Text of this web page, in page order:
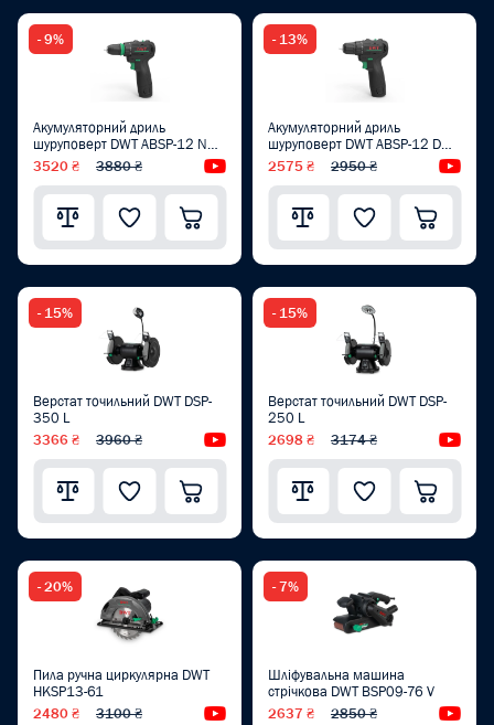
- 9%
Акумуляторний дриль
шуруповерт DWT ABSP-12 NQ-
2 BMC
3520 ₴ 3880 ₴ Відеоогляд
- 13%
Акумуляторний дриль
шуруповерт DWT ABSP-12 DN-
2
2575 ₴ 2950 ₴
- 15%
Верстат точильний DWT DSP-
350 L
3366 ₴ 3960 ₴ Відеоогляд
- 15%
Верстат точильний DWT DSP-
250 L
2698 ₴ 3174 ₴
- 20%
Пила ручна циркулярна DWT
HKSP13-61
2480 ₴ 3100 ₴ Відеоогляд
- 7%
Шліфувальна машина
стрічкова DWT BSP09-76 V
2637 ₴ 2850 ₴